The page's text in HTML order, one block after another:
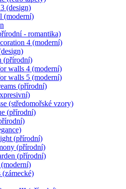
(design)
(moderní)
- romantika)
4 (moderní)
(přírodní)
walls 4 (moderní)
walls 5 (moderní)
(přírodní)
(středomořské vzory)
(přírodní)
(přírodní)
(přírodní)
(přírodní)
(zámecké)